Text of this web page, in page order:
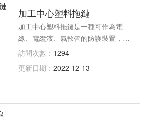
加工中心塑料拖鏈
加工中心塑料拖鏈是一種可作為電
線、電纜液、氣軟管的防護裝置，能
隨機床、機械設備移動部件協調地運
可延長被保護的電線、電纜、液、氣
訪問次數： 1294
更新日期：2022-12-13